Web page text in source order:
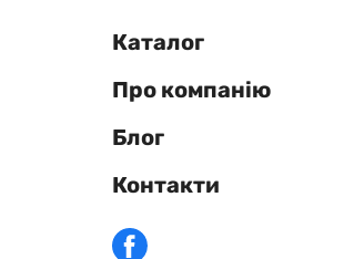
Каталог
Про компанію
Блог
Контакти